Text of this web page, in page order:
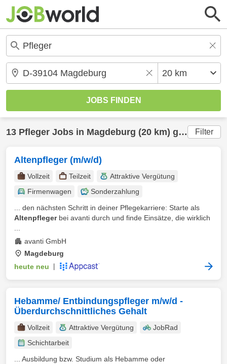
13 Pfleger Jobs in Magdeburg (20 km) gefunden Filter
Altenpfleger (m/w/d)
Vollzeit Teilzeit
Attraktive Vergütung
Firmenwagen
Sonderzahlung
... den nächsten Schritt in deiner Pflegekarriere: Starte als
Altenpflegerbei avanti durch und finde Einsätze, die wirklich
avanti GmbH
Magdeburg
heute neu
Hebamme/ Entbindungspfleger m/w/d -
Überdurchschnittliches Gehalt
Vollzeit Attraktive Vergütung
JobRad
Schichtarbeit
... Ausbildung bzw. Studium als Hebamme oder